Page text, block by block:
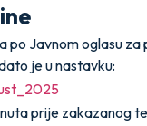
Javnom oglasu za
je u nastavku:
prije zakazanog